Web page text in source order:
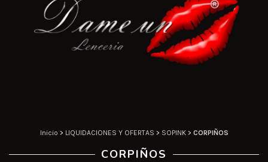
Inicio > LIQUIDACIONES Y OFERTAS > SOPINK > CORPIÑOS
CORPIÑOS